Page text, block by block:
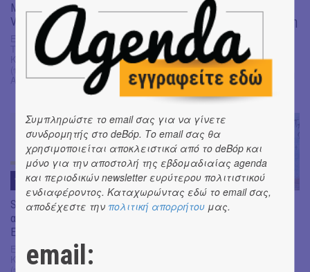
Μαργαρίτα Αθανασίου,
Voices, 2025
Εθνικό Μουσείο Σύγχρονης
Τέχνης, Αίθουσα προβολών, -1,
Καλλιρρόης & Αμβρ. Φραντζή
(πρώην εργοστάσιο ΦΙΞ),
Αθήνα
Spotlight | Γιώργος Λάππας |
Η τέχνη ξεκινάει πάντα με τη
λέξη έστω
Εθνικό Μουσείο Σύγχρονης
Τέχνης, Όροφος 2,
Καλλιρρόης & Αμβρ. Φραντζή
(πρώην εργοστάσιο Φιξ),
Αθήνα
11 JUN
South by Southeast | Νέες
αναγνώσεις στη Συλλογή του
ΕΜΣΤ
ΕΜΣΤ, Όροφος 2, Λεωφ.
Καλλιρρόης & Αμβρ. Φραντζή
06 JUN
«Ενδιάμεσοι χώροι» των
Συμπληρώστε το email σας για να γίνετε
συνδρομητής στο deBόp. Το email σας θα
χρησιμοποιείται αποκλειστικά από το deBόp και
μόνο για την αποστολή της εβδομαδιαίας agenda
και περιοδικών newsletter ευρύτερου πολιτιστικού
ενδιαφέροντος. Καταχωρώντας εδώ το email σας,
αποδέχεστε την πολιτική απορρήτου μας.
email: